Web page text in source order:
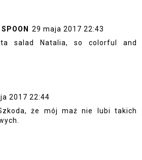
29 maja 2017 22:43
salad Natalia, so colorful and
2017 22:44
że mój maż nie lubi takich